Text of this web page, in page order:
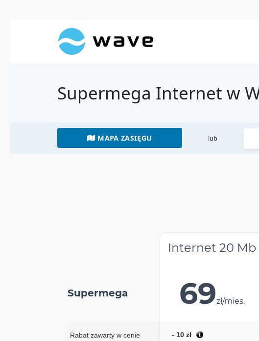
Supermega Internet w
MAPA ZASIĘGU lub
Supermega
Rabat zawarty w cenie
Internet 20 Mb
69zł/mies.
- 10 zł